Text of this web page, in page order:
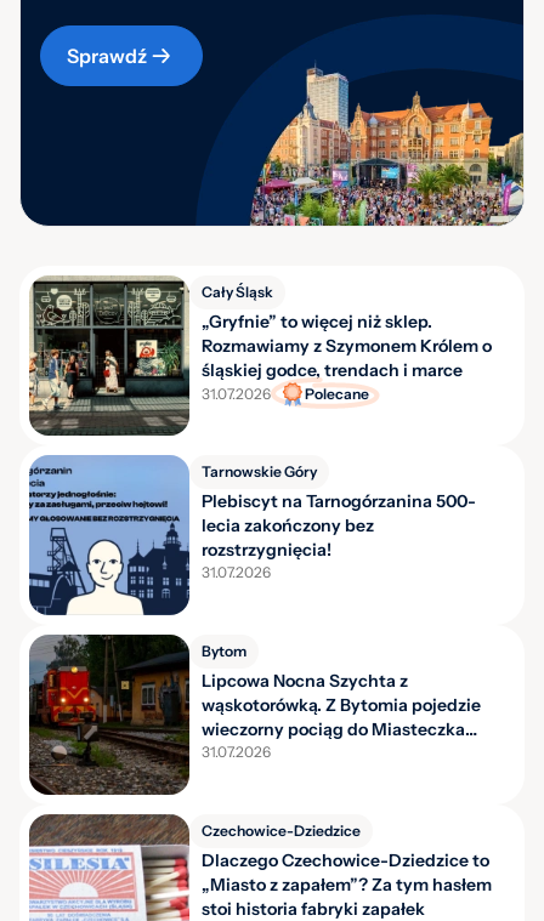
Sprawdź
Cały Śląsk
„Gryfnie” to więcej niż sklep.
Rozmawiamy z Szymonem Królem o
śląskiej godce, trendach i marce
31.07.2026 Polecane
Tarnowskie Góry
Plebiscyt na Tarnogórzanina 500-
lecia zakończony bez
rozstrzygnięcia!
31.07.2026
Bytom
Lipcowa Nocna Szychta z
wąskotorówką. Z Bytomia pojedzie
wieczorny pociąg do Miasteczka
Śląskiego
31.07.2026
Czechowice-Dziedzice
Dlaczego Czechowice-Dziedzice to
„Miasto z zapałem”? Za tym hasłem
stoi historia fabryki zapałek